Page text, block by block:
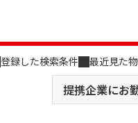
登録した検索条件 最近見た
提携企業にお